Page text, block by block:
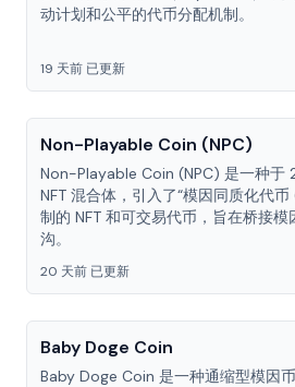
动计划和公平的代币分配机制。
19 天前 已更新
Non-Playable Coin (NPC)
Non-Playable Coin (NPC) 是一种于
NFT 混合体，引入了“模因同质化代
制的 NFT 和可交易代币，旨在桥接模
沟。
20 天前 已更新
Baby Doge Coin
Baby Doge Coin 是一种通缩型模因